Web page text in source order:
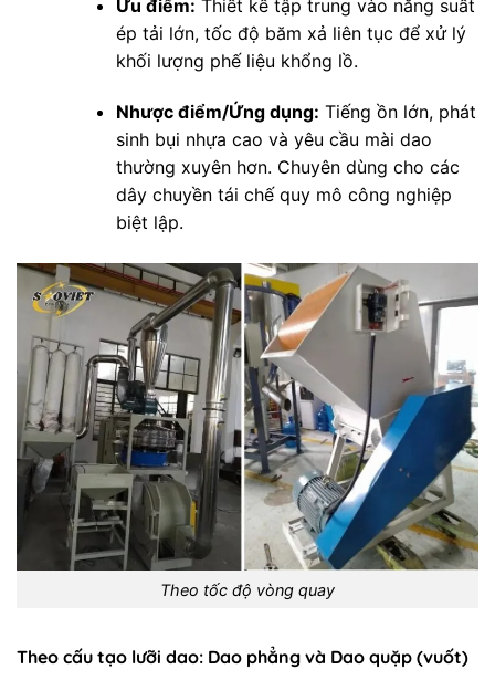
Ưu điểm: Thiết kế tập trung vào năng suất
ép tải lớn, tốc độ băm xả liên tục để xử lý
khối lượng phế liệu khổng lồ.
Nhược điểm/Ứng dụng: Tiếng ồn lớn, phát
sinh bụi nhựa cao và yêu cầu mài dao
thường xuyên hơn. Chuyên dùng cho các
dây chuyền tái chế quy mô công nghiệp
biệt lập.
Theo tốc độ vòng quay
Theo cấu tạo lưỡi dao: Dao phẳng và Dao quặp (vuốt)